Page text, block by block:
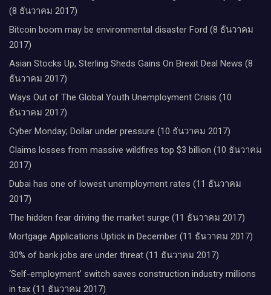
(8 ธันวาคม 2017)
Bitcoin boom may be environmental disaster Ford (8 ธันวาคม
2017)
Asian Stocks Up, Sterling Sheds Gains On Brexit Deal News (8
ธันวาคม 2017)
Ways Out of The Global Youth Unemployment Crisis (10
ธันวาคม 2017)
Cyber Monday; Dollar under pressure (10 ธันวาคม 2017)
Claims losses from massive wildfires top $3 billion (10 ธันวาคม
2017)
Dubai has one of lowest unemployment rates (11 ธันวาคม
2017)
The hidden fear driving the market surge (11 ธันวาคม 2017)
Mortgage Applications Uptick in December (11 ธันวาคม 2017)
30% of bank jobs are under threat (11 ธันวาคม 2017)
‘Self-employment’ switch saves construction industry millions
in tax (11 ธันวาคม 2017)